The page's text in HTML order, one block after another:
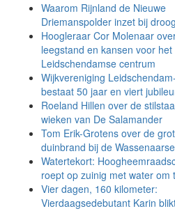
Waarom Rijnland de Nieuwe
Driemanspolder inzet bij
Hoogleraar Cor Molenaar
leegstand en kansen voor het
Leidschendamse centrum
Wijkvereniging
bestaat 50 jaar en viert
Roeland Hillen over de
wieken van De Salamander
Tom Erik-Grotens over de
duinbrand bij de
Watertekort:
roept op zuinig met water om
Vier dagen, 160 kilometer:
Vierdaagsedebutant Karin